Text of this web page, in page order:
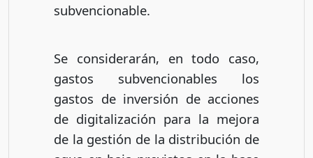
subvencionable.
Se considerarán, en todo caso,
gastos subvencionables los
gastos de inversión de acciones
de digitalización para la mejora
de la gestión de la distribución de